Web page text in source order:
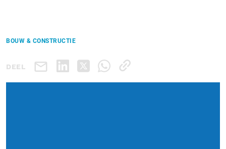
BOUW & CONSTRUCTIE
DEEL